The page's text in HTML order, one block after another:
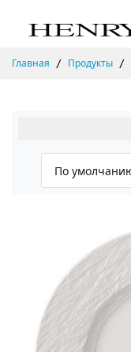
Главная Продукты